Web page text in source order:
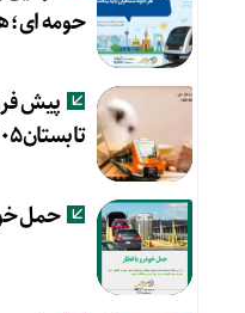
حومه ای؛
پیش
تابستان۱۴۰۵
حمل